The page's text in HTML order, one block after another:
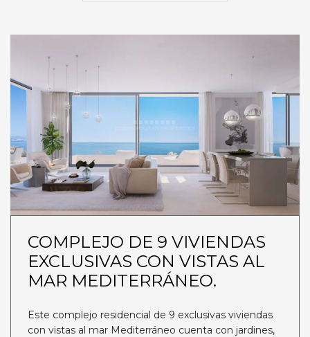
COMPLEJO DE 9 VIVIENDAS
EXCLUSIVAS CON VISTAS AL
MAR MEDITERRÁNEO.
Este complejo residencial de 9 exclusivas viviendas
con vistas al mar Mediterráneo cuenta con jardines,